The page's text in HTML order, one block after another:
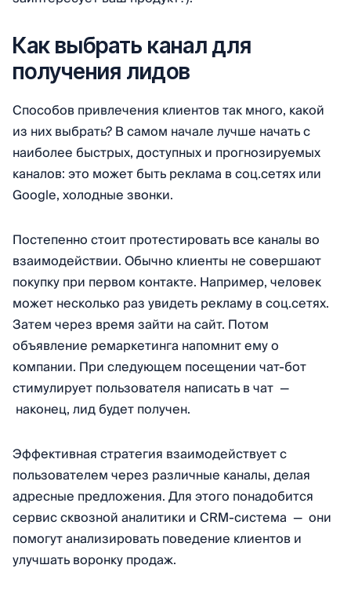
Как выбрать канал для
получения лидов
Способов привлечения клиентов так много, какой
из них выбрать? В самом начале лучше начать с
наиболее быстрых, доступных и прогнозируемых
каналов: это может быть реклама в соц.сетях или
Google, холодные звонки.
Постепенно стоит протестировать все каналы во
взаимодействии. Обычно клиенты не совершают
покупку при первом контакте. Например, человек
может несколько раз увидеть рекламу в соц.сетях.
Затем через время зайти на сайт. Потом
объявление ремаркетинга напомнит ему о
компании. При следующем посещении чат-бот
стимулирует пользователя написать в чат —
наконец, лид будет получен.
Эффективная стратегия взаимодействует с
пользователем через различные каналы, делая
адресные предложения. Для этого понадобится
сервис сквозной аналитики и CRM-система — они
помогут анализировать поведение клиентов и
улучшать воронку продаж.